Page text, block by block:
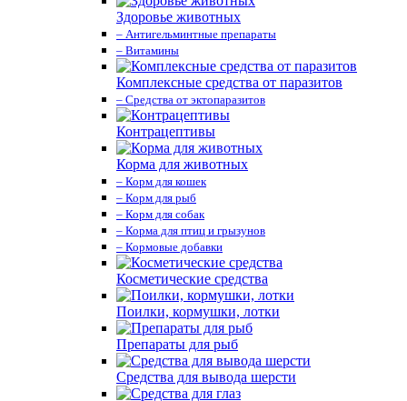
Здоровье животных
– Антигельминтные препараты
– Витамины
Комплексные средства от паразитов
– Средства от эктопаразитов
Контрацептивы
Корма для животных
– Корм для кошек
– Корм для рыб
– Корм для собак
– Корма для птиц и грызунов
– Кормовые добавки
Косметические средства
Поилки, кормушки, лотки
Препараты для рыб
Средства для вывода шерсти